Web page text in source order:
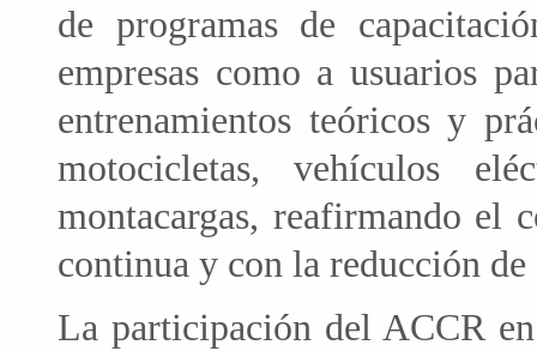
de programas de
empresas como a usuarios
entrenamientos teóricos y
motocicletas, vehículos
montacargas, reafirmando el
continua y con la reducción
La participación del ACCR